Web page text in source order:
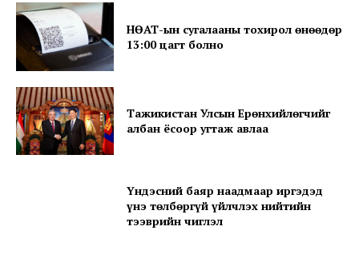
Subscription Plans
My account
НӨАТ-ын сугалааны тохирол өнөөдөр
13:00 цагт болно
Тажикистан Улсын Ерөнхийлөгчийг
албан ёсоор угтаж авлаа
Үндэсний баяр наадмаар иргэдэд
үнэ төлбөргүй үйлчлэх нийтийн
тээврийн чиглэл